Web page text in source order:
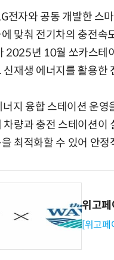
전자와 공동 개발한 스
맞춰 전기차의 충전속
2025년 10월 쏘카스테
신재생 에너지를 활용한
지 융합 스테이션 운
차량과 충전 스테이션이
최적화할 수 있어 안
위고
[위고